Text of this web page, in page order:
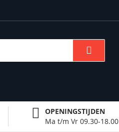
OPENINGSTIJDEN
Ma t/m Vr 09.30-18.00